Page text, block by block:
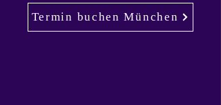
Termin buchen München